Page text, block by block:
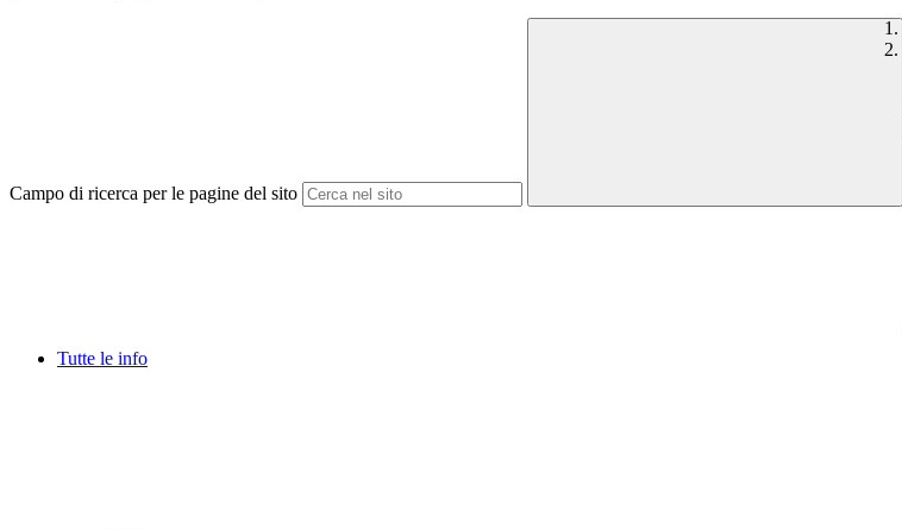
Campo di ricerca per le pagine del sito
Tutte le info